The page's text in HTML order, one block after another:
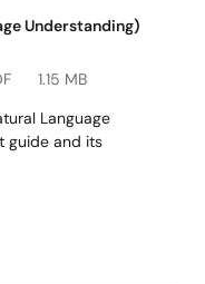
Understanding)
1.15 MB
Language
guide and its